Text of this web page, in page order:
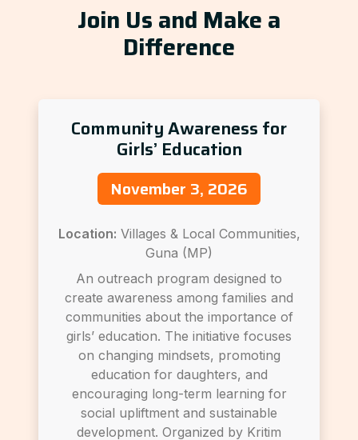
Join Us and Make a
Difference
Community Awareness for
Girls’ Education
November 3, 2026
Location: Villages & Local Communities,
Guna (MP)
An outreach program designed to
create awareness among families and
communities about the importance of
girls’ education. The initiative focuses
on changing mindsets, promoting
education for daughters, and
encouraging long-term learning for
social upliftment and sustainable
development. Organized by Kritim